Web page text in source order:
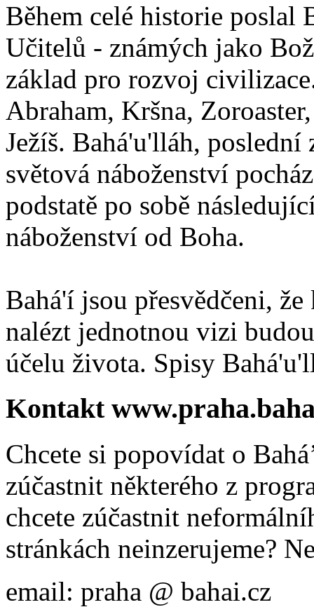
Během celé historie poslal
Učitelů - známých jako
základ pro rozvoj
Abraham, Kršna,
Ježíš. Bahá'u'lláh,
světová náboženství
podstatě po sobě
náboženství od Boha.
Bahá'í jsou přesvědčeni,
nalézt jednotnou vizi
účelu života. Spisy
Kontakt
Chcete si popovídat o
zúčastnit některého z
chcete zúčastnit
stránkách neinzerujeme?
email: praha @ bahai.cz